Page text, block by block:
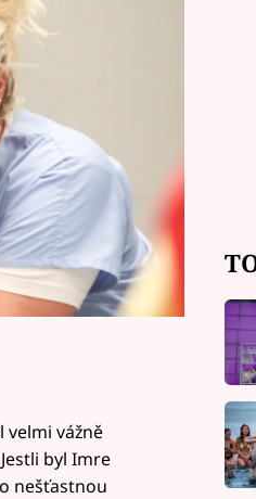
vážně
byl Imre
nešťastnou